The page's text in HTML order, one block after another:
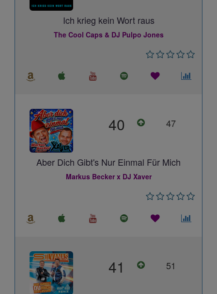
Ich krieg kein Wort raus
The Cool Caps & DJ Pulpo Jones
40 47
Aber Dich Gibt's Nur Einmal Für Mich
Markus Becker x DJ Xaver
41 51